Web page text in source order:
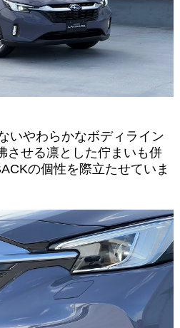
いやわらかなボディライン
させる凛とした佇まいも併
の個性を際立たせていま